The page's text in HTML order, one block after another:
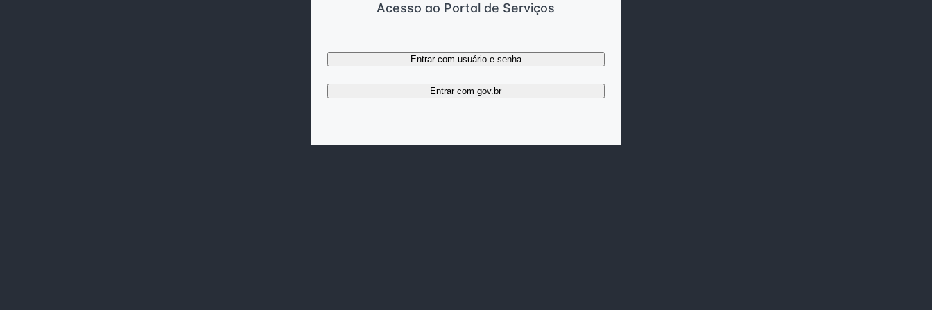
Acesso ao Portal de Serviços
Entrar com gov.br
Entrar com usuário e senha